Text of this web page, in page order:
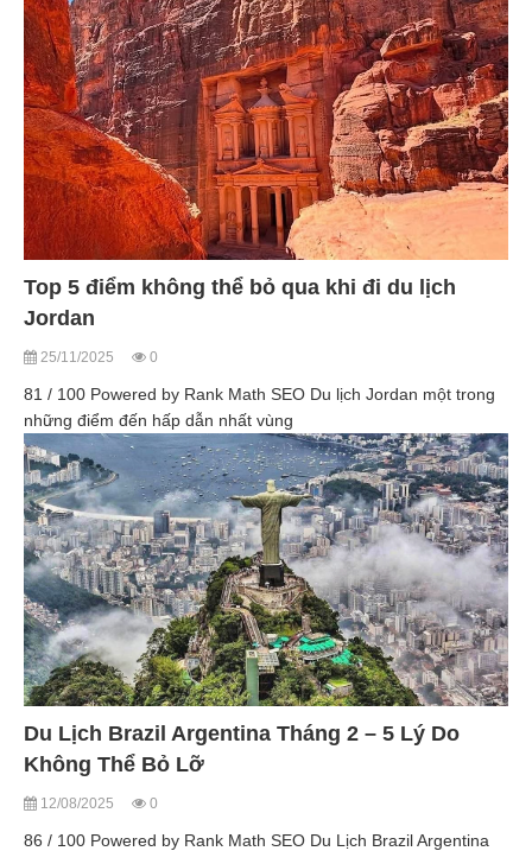
Top 5 điểm không thể bỏ qua khi đi du lịch
Jordan
25/11/2025 0
81 / 100 Powered by Rank Math SEO Du lịch Jordan một trong
những điểm đến hấp dẫn nhất vùng
Du Lịch Brazil Argentina Tháng 2 – 5 Lý Do
Không Thể Bỏ Lỡ
12/08/2025 0
86 / 100 Powered by Rank Math SEO Du Lịch Brazil Argentina